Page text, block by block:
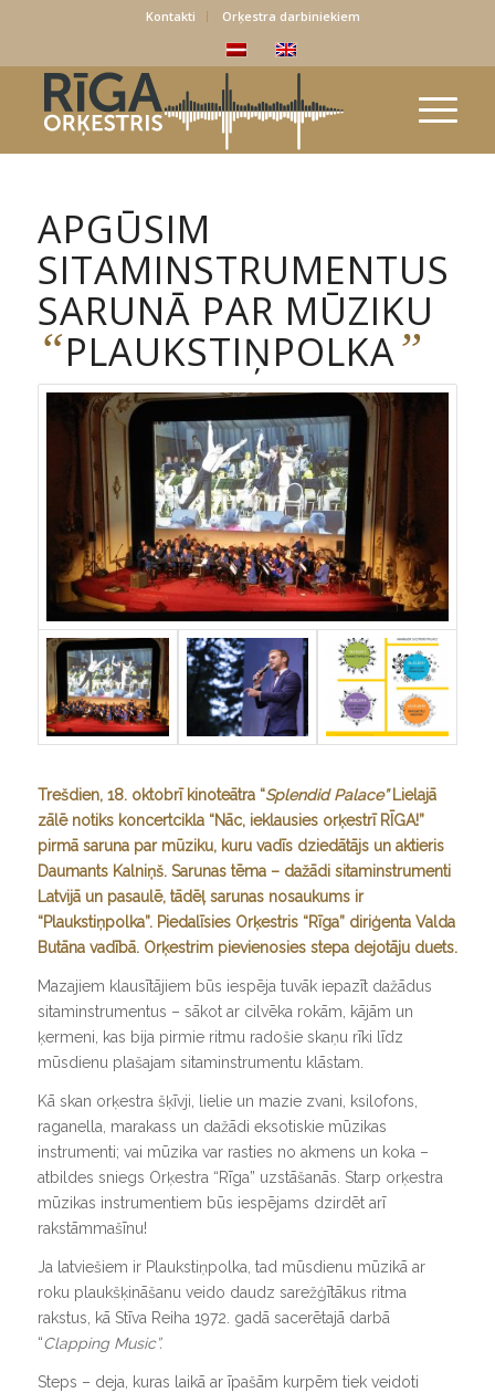
Kontakti Orķestra darbiniekiem
APGŪSIM
SITAMINSTRUMENTUS
SARUNĀ PAR MŪZIKU
“PLAUKSTIŅPOLKA”
Trešdien, 18. oktobrī kinoteātra “Splendid Palace”Lielajā
zālē notiks koncertcikla “Nāc, ieklausies orķestrī RĪGA!”
pirmā saruna par mūziku, kuru vadīs dziedātājs un aktieris
Daumants Kalniņš. Sarunas tēma – dažādi sitaminstrumenti
Latvijā un pasaulē, tādēļ sarunas nosaukums ir
“Plaukstiņpolka”. Piedalīsies Orķestris “Rīga” diriģenta Valda
Butāna vadībā. Orķestrim pievienosies stepa dejotāju duets.
Mazajiem klausītājiem būs iespēja tuvāk iepazīt dažādus
sitaminstrumentus – sākot ar cilvēka rokām, kājām un
ķermeni, kas bija pirmie ritmu radošie skaņu rīki līdz
mūsdienu plašajam sitaminstrumentu klāstam.
Kā skan orķestra šķīvji, lielie un mazie zvani, ksilofons,
raganella, marakass un dažādi eksotiskie mūzikas
instrumenti; vai mūzika var rasties no akmens un koka –
atbildes sniegs Orķestra “Rīga” uzstāšanās. Starp orķestra
mūzikas instrumentiem būs iespējams dzirdēt arī
rakstāmmašīnu!
Ja latviešiem ir Plaukstiņpolka, tad mūsdienu mūzikā ar
roku plaukšķināšanu veido daudz sarežģītākus ritma
rakstus, kā Stīva Reiha 1972. gadā sacerētajā darbā
“Clapping Music”.
Steps – deja, kuras laikā ar īpašām kurpēm tiek veidoti